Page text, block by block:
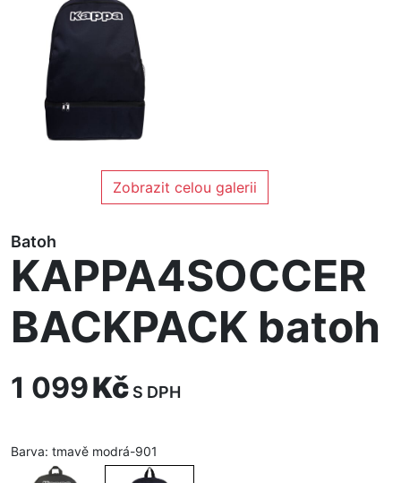
Zobrazit celou galerii
Batoh
KAPPA4SOCCER
BACKPACK batoh
1 099Kč S DPH
Barva: tmavě modrá-901